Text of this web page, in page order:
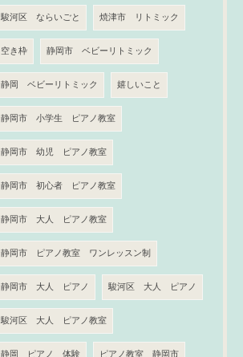
駿河区 ならいごと 焼津市 リトミック
空き枠 静岡市 ベビーリトミック
静岡 ベビーリトミック 嬉しいこと
静岡市 小学生 ピアノ教室
静岡市 幼児 ピアノ教室
静岡市 初心者 ピアノ教室
静岡市 大人 ピアノ教室
静岡市 ピアノ教室 ワンレッスン制
静岡市 大人 ピアノ 駿河区 大人 ピアノ
駿河区 大人 ピアノ教室
静岡 ピアノ 体験 ピアノ教室 静岡市